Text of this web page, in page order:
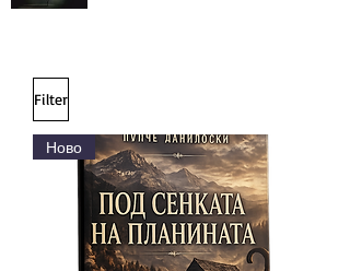
Filter
Ново